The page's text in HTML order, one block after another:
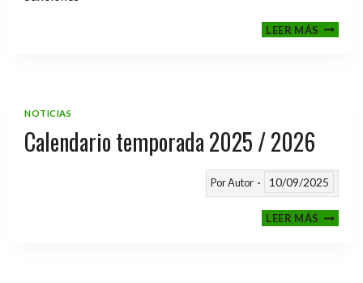
LEER MÁSFASE
NOTICIAS
Calendario temporada 2025 / 2026
PorAutor 10/09/2025
LEER MÁS